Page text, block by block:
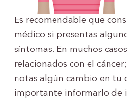
Es recomendable que
médico si presentas
síntomas. En muchos
relacionados con el
notas algún cambio en tu
importante informarlo de